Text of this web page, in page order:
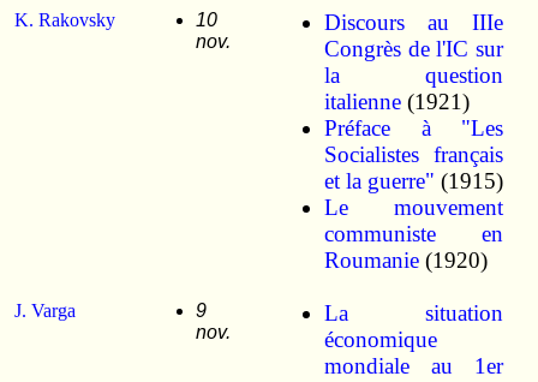
K. Rakovsky
10
nov.
Discours au IIIe
Congrès de l'IC sur
la question
italienne(1921)
Préface à "Les
Socialistes français
et la guerre" (1915)
Le mouvement
communiste en
Roumanie(1920)
J. Varga
9
nov.
La situation
économique
mondiale au 1er